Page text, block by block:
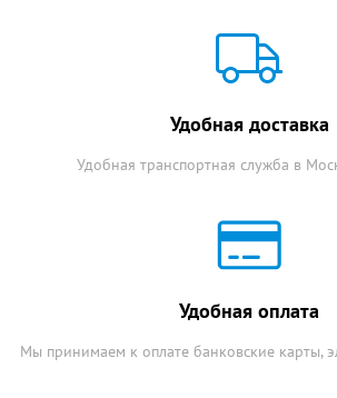
Удобная доставка
Удобная транспортная служба в
Удобная оплата
Мы принимаем к оплате банковские карты,